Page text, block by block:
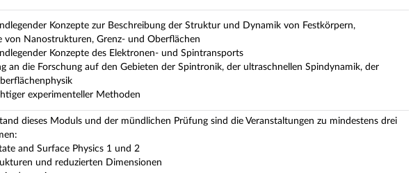
Konzepte zur Beschreibung der Struktur und Dynamik von Festkörpern,
von Nanostrukturen, Grenz- und Oberflächen
Konzepte des Elektronen- und Spintransports
an die Forschung auf den Gebieten der Spintronik, der ultraschnellen Spindynamik, der
experimenteller Methoden
dieses Moduls und der mündlichen Prüfung sind die Veranstaltungen zu mindestens drei
and Surface Physics 1 und 2
und reduzierten Dimensionen